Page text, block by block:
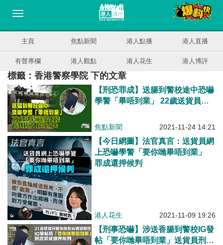
主頁 焦點新聞 港人點播 港人直播
有聲專欄 港人觀點 港人花生 港人博評
標籤：香港警察學院 下的文章
【刑恐罪成】送腸到警校途中恐嚇
學警「畢唔到業」 22歲送貨員被
焦點新聞 2021-11-24 14:21
【今日網圖】法官真言：送貨員網
上恐嚇學警「要你哋畢唔到業」
罪成還押候判
港人花生 2021-11-09 19:26
【刑事恐嚇】涉送香腸到警校IG發
帖「要你哋畢唔到業」送貨員刑恐